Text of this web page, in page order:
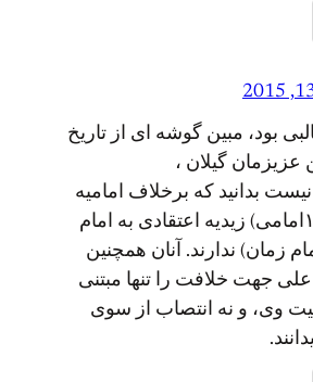
بود، مبین گوشه ای از تاریخ
گیلان ،
بدانید که برخلاف امامیه
(شیعه۱۲امامی) زیدیه اعتقادی به امام
زمان) ندارند. آنان همچنین
جهت خلافت را تنها مبتنی
وی، و نه انتصاب از سوی